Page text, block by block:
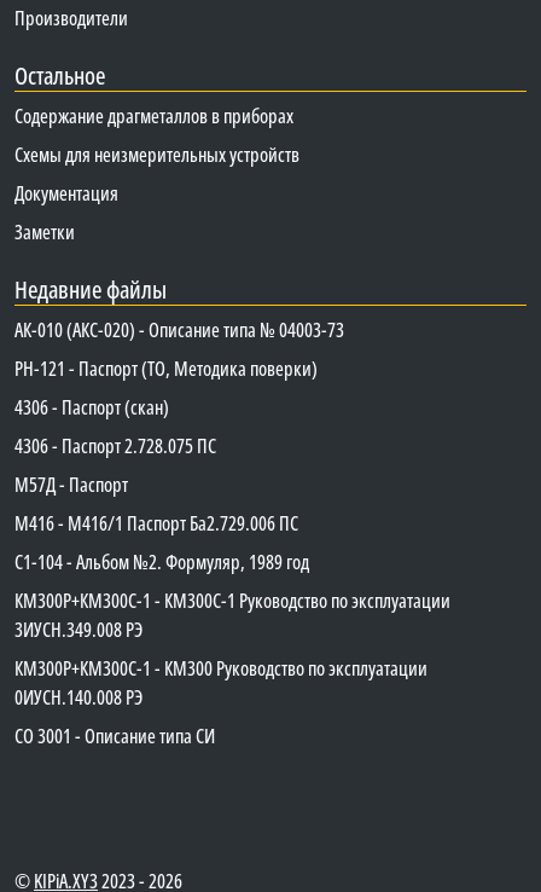
Производители
Остальное
Содержание драгметаллов в приборах
Схемы для неизмерительных устройств
Документация
Заметки
Недавние файлы
АК-010 (АКС-020) - Описание типа № 04003-73
PH-121 - Паспорт (ТО, Методика поверки)
4306 - Паспорт (скан)
4306 - Паспорт 2.728.075 ПС
М57Д - Паспорт
М416 - М416/1 Паспорт Ба2.729.006 ПС
C1-104 - Альбом №2. Формуляр, 1989 год
КМ300Р+КМ300С-1 - КМ300C-1 Руководство по эксплуатации
3ИУСН.349.008 РЭ
КМ300Р+КМ300С-1 - КМ300 Руководство по эксплуатации
0ИУСН.140.008 РЭ
СО 3001 - Описание типа СИ
©KIPiA.XY32023 - 2026